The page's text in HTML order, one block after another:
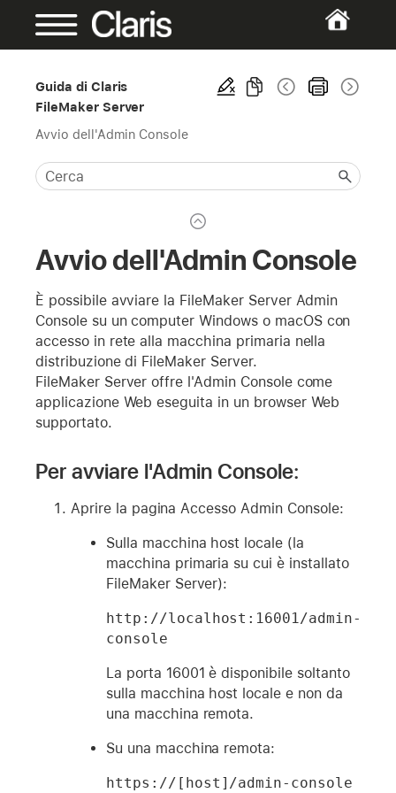
Guida di Claris
FileMaker Server
Avvio dell'Admin Console
Avvio dell'Admin Console
È possibile avviare la FileMaker Server Admin
Console su un computer Windows o macOS con
accesso in rete alla macchina primaria nella
distribuzione di FileMaker Server.
FileMaker Server offre l'Admin Console come
applicazione Web eseguita in un browser Web
supportato.
Per avviare l'Admin Console:
Aprire la pagina Accesso Admin Console:
Sulla macchina host locale (la
macchina primaria su cui è installato
FileMaker Server):
http://localhost:16001/admin-
console
La porta 16001 è disponibile soltanto
sulla macchina host locale e non da
una macchina remota.
Su una macchina remota:
https://[host]/admin-console